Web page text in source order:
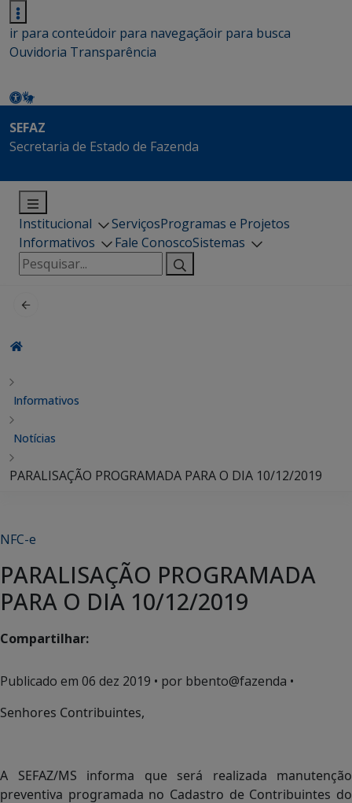
ir para conteúdoir para navegaçãoir para busca
Ouvidoria Transparência
SEFAZ
Secretaria de Estado de Fazenda
Institucional ServiçosProgramas e Projetos
Informativos
Fale ConoscoSistemas
Pesquisar
por:
Informativos
Notícias
PARALISAÇÃO PROGRAMADA PARA O DIA 10/12/2019
NFC-e
PARALISAÇÃO PROGRAMADA
PARA O DIA 10/12/2019
Compartilhar:
Publicado em 06 dez 2019 • por bbento@fazenda •
Senhores Contribuintes,
A SEFAZ/MS informa que será realizada manutenção
preventiva programada no Cadastro de Contribuintes do